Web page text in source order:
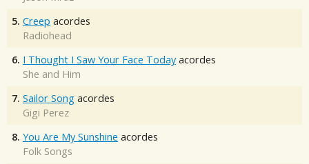
5. Creep acordes
Radiohead
6. I Thought I Saw Your Face Today acordes
She and Him
7. Sailor Song acordes
Gigi Perez
8. You Are My Sunshine acordes
Folk Songs